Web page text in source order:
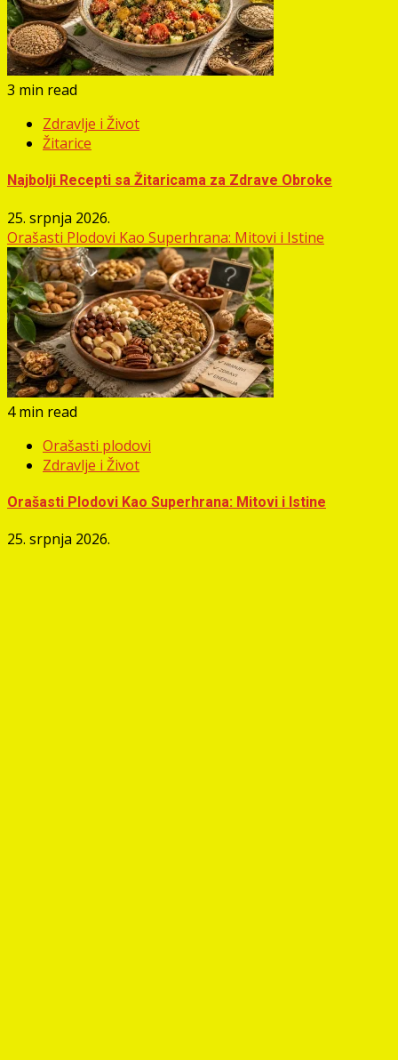
3 min read
Zdravlje i Život
Žitarice
Najbolji Recepti sa Žitaricama za Zdrave Obroke
25. srpnja 2026.
Orašasti Plodovi Kao Superhrana: Mitovi i Istine
4 min read
Orašasti plodovi
Zdravlje i Život
Orašasti Plodovi Kao Superhrana: Mitovi i Istine
25. srpnja 2026.